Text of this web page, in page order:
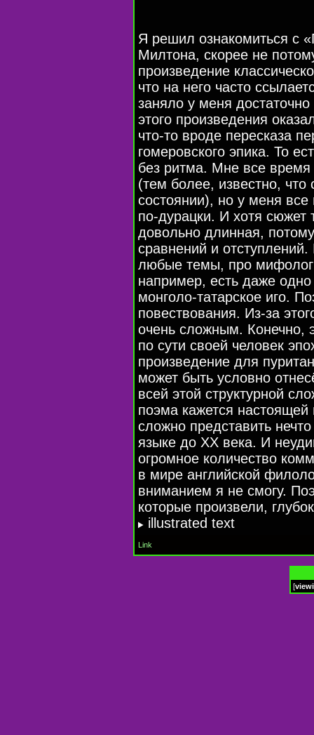
Я решил ознакомиться с
Милтона, скорее не
произведение
что на него часто
заняло у меня
этого произведения
что-то вроде пересказа
гомеровского эпика. То
без ритма. Мне все время
(тем более, известно,
состоянии), но у меня
по-дурацки. И хотя сюжет
довольно длинная,
сравнений и
любые темы, про
например, есть даже одно
монголо-татарское иго.
повествования. Из-за
очень сложным. Конечно,
по сути своей человек
произведение для
может быть условно
всей этой структурной
поэма кажется настоящей
сложно представить
языке до XX века. И
огромное количество
в мире английской
вниманием я не смогу.
которые произвели,
illustrated text
Link
[